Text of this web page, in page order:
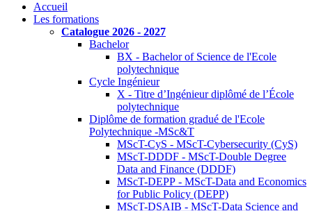
Accueil
Les formations
Catalogue 2026 - 2027
Bachelor
BX - Bachelor of Science de l'Ecole
polytechnique
Cycle Ingénieur
X - Titre d’Ingénieur diplômé de l’École
polytechnique
Diplôme de formation gradué de l'Ecole
Polytechnique -MSc&T
MScT-CyS - MScT-Cybersecurity (CyS)
MScT-DDDF - MScT-Double Degree
Data and Finance (DDDF)
MScT-DEPP - MScT-Data and Economics
for Public Policy (DEPP)
MScT-DSAIB - MScT-Data Science and